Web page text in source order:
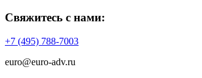
Свяжитесь с нами:
+7 (495) 788-7003
euro@euro-adv.ru